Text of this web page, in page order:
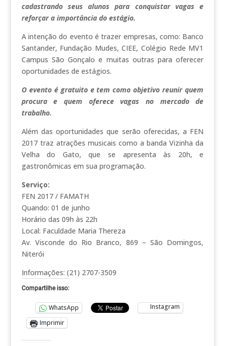
cadastrando seus alunos para conquistar vagas e
reforçar a importância do estágio.
A intenção do evento é trazer empresas, como: Banco
Santander, Fundação Mudes, CIEE, Colégio Rede MV1
Campus São Gonçalo e muitas outras para oferecer
oportunidades de estágios.
O evento é gratuito e tem como objetivo reunir quem
procura e quem oferece vagas no mercado de
trabalho.
Além das oportunidades que serão oferecidas, a FEN
2017 traz atrações musicais como a banda Vizinha da
Velha do Gato, que se apresenta às 20h, e
gastronômicas em sua programação.
Serviço:
FEN 2017 / FAMATH
Quando: 01 de junho
Horário das 09h às 22h
Local: Faculdade Maria Thereza
Av. Visconde do Rio Branco, 869 – São Domingos,
Niterói
Informações: (21) 2707-3509
Compartilhe isso:
WhatsApp
Instagram
Imprimir